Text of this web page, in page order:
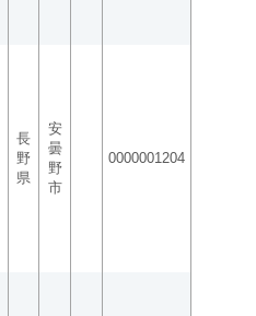
長
野
県
安
曇
野
市
0000001204